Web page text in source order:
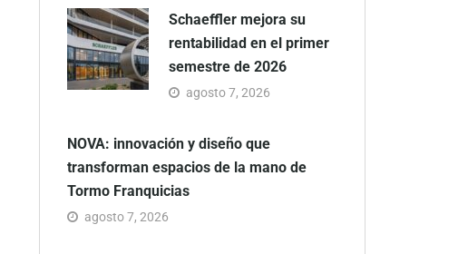
Schaeffler mejora su
rentabilidad en el primer
semestre de 2026
agosto 7, 2026
NOVA: innovación y diseño que
transforman espacios de la mano de
Tormo Franquicias
agosto 7, 2026